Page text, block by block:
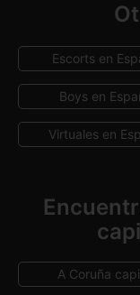
Salamanca
Tarragona
Escorts en
Boys en
Virtuales en
A Coruña